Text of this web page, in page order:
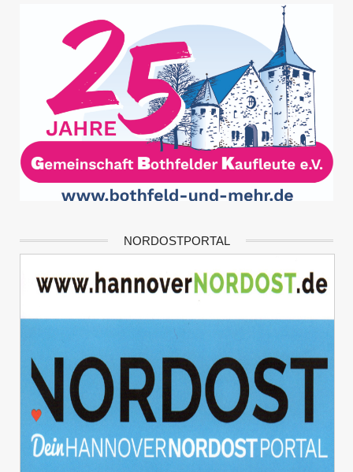
NORDOSTPORTAL